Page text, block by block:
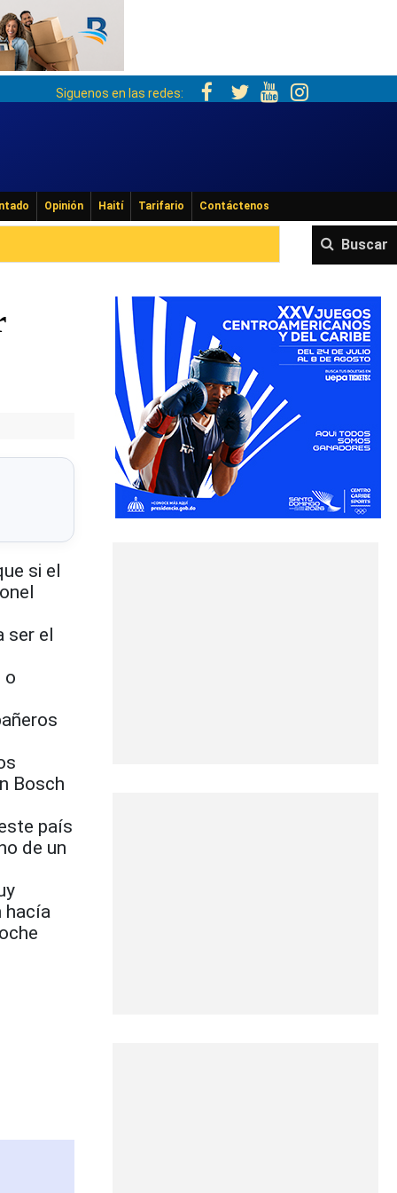
Siguenos en las redes:
Opinión Haití Tarifario Contáctenos
Buscar
si el
ser el
o
Bosch
país
de un
hacía